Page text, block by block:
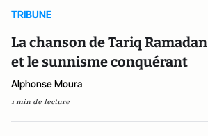
TRIBUNE
La chanson de Tariq Ramadan
et le sunnisme conquérant
Alphonse Moura
1 min de lecture